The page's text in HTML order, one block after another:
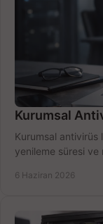
Kurumsal
Kurumsal antivirüs
yenileme süresi ve
6 Haziran 2026